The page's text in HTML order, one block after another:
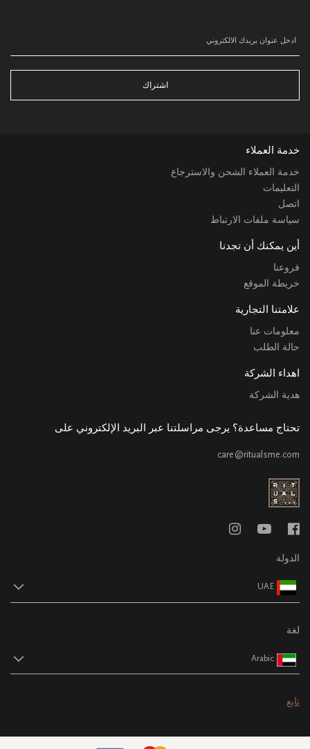
اشتراك
خدمة العملاء
خدمة العملاء الشحن والاسترجاع
التعليمات
اتصل
سياسة ملفات الارتباط
أين يمكنك أن تجدنا
فروعنا
خريطة الموقع
علامتنا التجارية
معلومات عنا
حالة الطلب
اهداء الشركة
هدية الشركة
تحتاج مساعدة؟ يرجى مراسلتنا عبر البريد الإلكتروني على
care@ritualsme.com
الدولة
UAE
لغة
Arabic
تابع